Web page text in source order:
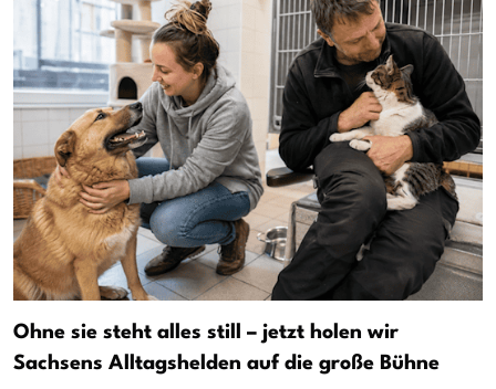
Ohne sie steht alles still – jetzt holen wir
Sachsens Alltagshelden auf die große Bühne